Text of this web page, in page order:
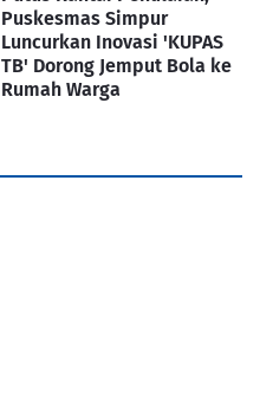
Puskesmas Simpur
Luncurkan Inovasi 'KUPAS
TB' Dorong Jemput Bola ke
Rumah Warga